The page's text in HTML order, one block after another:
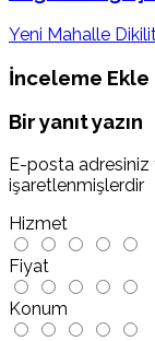
Yeni Mahalle
İnceleme Ekle
Bir yanıt yazın
E-posta adresiniz
işaretlenmişlerdir
Hizmet
Fiyat
Konum